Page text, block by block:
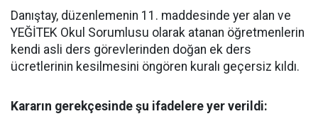
​Danıştay, düzenlemenin 11. maddesinde yer alan ve
YEĞİTEK Okul Sorumlusu olarak atanan öğretmenlerin
kendi asli ders görevlerinden doğan ek ders
ücretlerinin kesilmesini öngören kuralı geçersiz kıldı.
​Kararın gerekçesinde şu ifadelere yer verildi: